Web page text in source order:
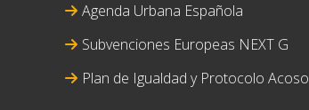
Agenda Urbana Española
Subvenciones Europeas NEXT G
Plan de Igualdad y Protocolo Acoso